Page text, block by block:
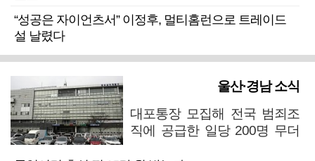
“성공은 자이언츠서” 이정후, 멀티홈런으로 트레이드
설 날렸다
울산·경남 소식
대포통장 모집해 전국 범죄조
직에 공급한 일당 200명 무더